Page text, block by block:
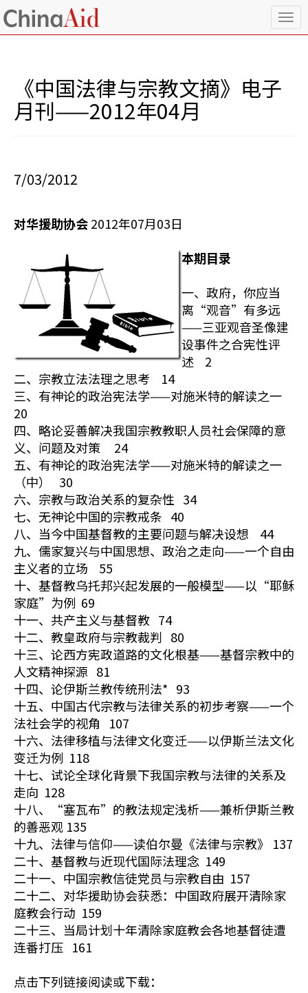
T
o
《中国法律与宗教文摘》电子
月刊——2012年04月
7/03/2012
对华援助协会2012年07月03日
本期目录
一、政府，你应当
离“观音”有多远
——三亚观音圣像建
设事件之合宪性评
述 2
二、宗教立法法理之思考 14
三、有神论的政治宪法学——对施米特的解读之一
20
四、略论妥善解决我国宗教教职人员社会保障的意
义、问题及对策 24
五、有神论的政治宪法学——对施米特的解读之一
（中） 30
六、宗教与政治关系的复杂性 34
七、无神论中国的宗教戒条 40
八、当今中国基督教的主要问题与解决设想 44
九、儒家复兴与中国思想、政治之走向——一个自由
主义者的立场 55
十、基督教乌托邦兴起发展的一般模型——以“耶稣
家庭”为例 69
十一、共产主义与基督教 74
十二、教皇政府与宗教裁判 80
十三、论西方宪政道路的文化根基——基督宗教中的
人文精神探源 81
十四、论伊斯兰教传统刑法* 93
十五、中国古代宗教与法律关系的初步考察——一个
法社会学的视角 107
十六、法律移植与法律文化变迁——以伊斯兰法文化
变迁为例 118
十七、试论全球化背景下我国宗教与法律的关系及
走向 128
十八、“塞瓦布”的教法规定浅析——兼析伊斯兰教
的善恶观 135
十九、法律与信仰——读伯尔曼《法律与宗教》 137
二十、基督教与近现代国际法理念 149
二十一、中国宗教信徒党员与宗教自由 157
二十二、对华援助协会获悉：中国政府展开清除家
庭教会行动 159
二十三、当局计划十年清除家庭教会各地基督徒遭
连番打压 161
点击下列链接阅读或下载：